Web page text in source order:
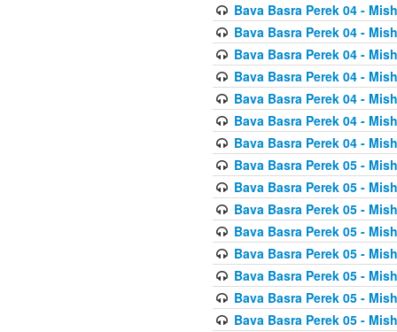
Bava Basra Perek 04 -
Bava Basra Perek 04 -
Bava Basra Perek 04 -
Bava Basra Perek 04 -
Bava Basra Perek 04 -
Bava Basra Perek 04 -
Bava Basra Perek 04 -
Bava Basra Perek 05 -
Bava Basra Perek 05 -
Bava Basra Perek 05 -
Bava Basra Perek 05 -
Bava Basra Perek 05 -
Bava Basra Perek 05 -
Bava Basra Perek 05 -
Bava Basra Perek 05 -